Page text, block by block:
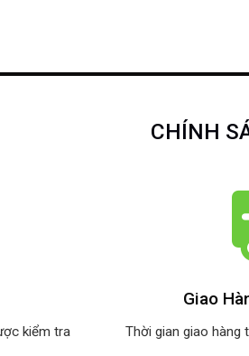
CHÍNH
kiểm tra
Giao
Thời gian giao hàng